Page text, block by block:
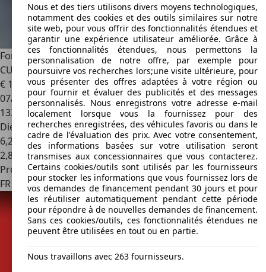
Ford TransitTransit Custom 2.0 TDCi - 130 TRANSIT
CUSTOM CABINE APPROFONDIE 5 places
€ 16 990
07/2016
133 000 km
Diesel
6,2 l/100 km (mixte)
2,8
Professionnel
FR 29000Concarneau
Nous et des tiers utilisons divers moyens technologiques,
notamment des cookies et des outils similaires sur notre
site web, pour vous offrir des fonctionnalités étendues et
garantir une expérience utilisateur améliorée. Grâce à
ces fonctionnalités étendues, nous permettons la
personnalisation de notre offre, par exemple pour
poursuivre vos recherches lors;une visite ultérieure, pour
vous présenter des offres adaptées à votre région ou
pour fournir et évaluer des publicités et des messages
personnalisés. Nous enregistrons votre adresse e-mail
localement lorsque vous la fournissez pour des
recherches enregistrées, des véhicules favoris ou dans le
cadre de l'évaluation des prix. Avec votre consentement,
des informations basées sur votre utilisation seront
transmises aux concessionnaires que vous contacterez.
Certains cookies/outils sont utilisés par les fournisseurs
pour stocker les informations que vous fournissez lors de
vos demandes de financement pendant 30 jours et pour
les réutiliser automatiquement pendant cette période
pour répondre à de nouvelles demandes de financement.
Sans ces cookies/outils, ces fonctionnalités étendues ne
peuvent être utilisées en tout ou en partie.
Nous travaillons avec 263 fournisseurs.